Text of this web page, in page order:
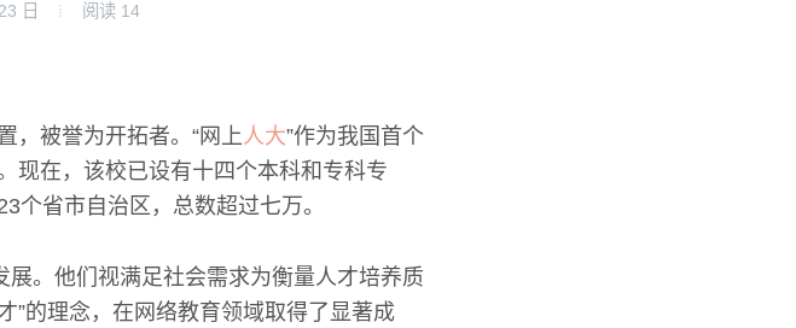
日 阅读 14
，被誉为开拓者。“网上人大”作为我国首个
现在，该校已设有十四个本科和专科专
个省市自治区，总数超过七万。
展。他们视满足社会需求为衡量人才培养质
”的理念，在网络教育领域取得了显著成